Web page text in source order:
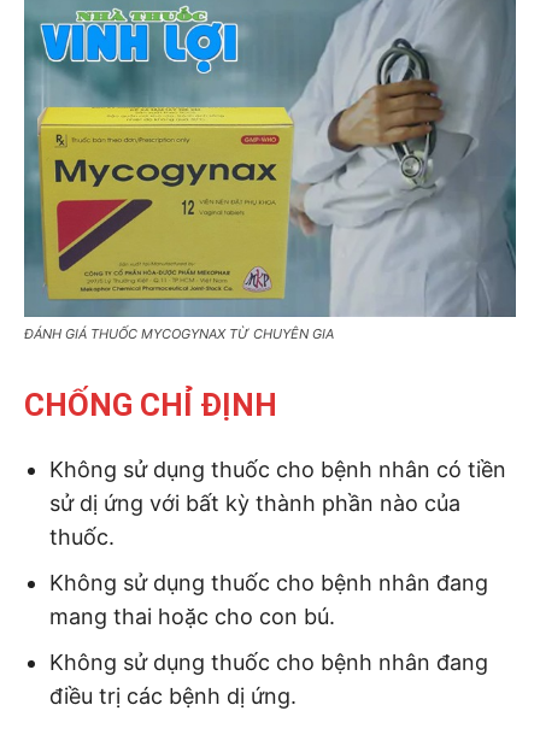
ĐÁNH GIÁ THUỐC MYCOGYNAX TỪ CHUYÊN GIA
CHỐNG CHỈ ĐỊNH
Không sử dụng thuốc cho bệnh nhân có tiền
sử dị ứng với bất kỳ thành phần nào của
thuốc.
Không sử dụng thuốc cho bệnh nhân đang
mang thai hoặc cho con bú.
Không sử dụng thuốc cho bệnh nhân đang
điều trị các bệnh dị ứng.